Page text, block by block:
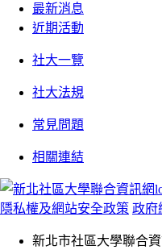
最新消息
近期活動
社大一覽
社大法規
常見問題
相關連結
隱私權及網站安全政策 政府
新北市社區大學聯合